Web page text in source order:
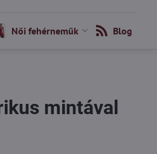
Női fehérneműk Blog
mintával